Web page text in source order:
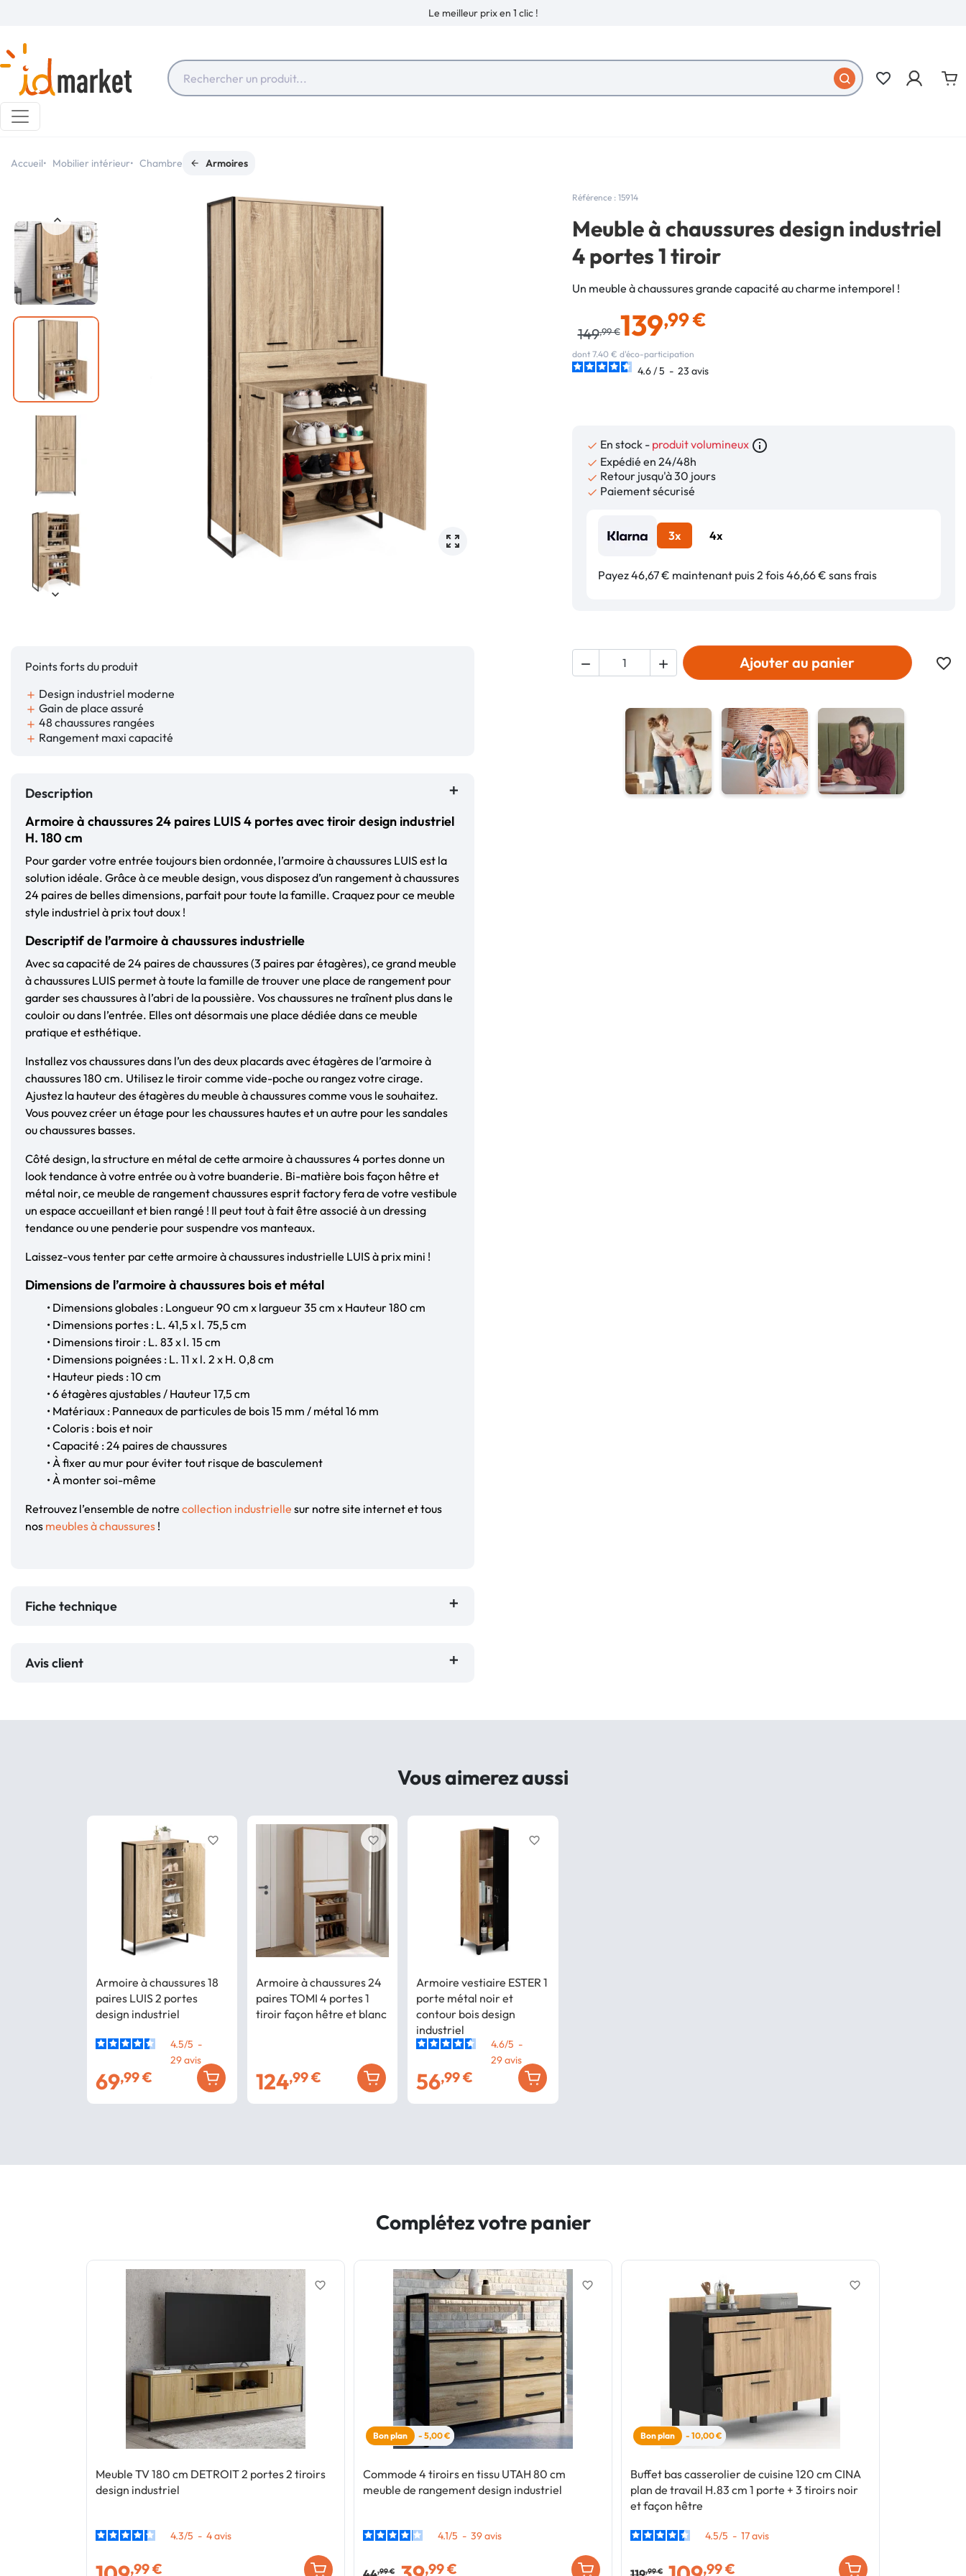
Le meilleur prix en 1 clic !
favorite_border
Accueil Mobilier intérieur Chambre Armoires
Points forts du produit
add Design industriel moderne
add Gain de place assuré
add 48 chaussures rangées
add Rangement maxi capacité
Description
Armoire à chaussures 24 paires LUIS 4 portes avec tiroir design industriel
H. 180 cm
Pour garder votre entrée toujours bien ordonnée, l’armoire à chaussures LUIS est la
solution idéale. Grâce à ce meuble design, vous disposez d’un rangement à chaussures
24 paires de belles dimensions, parfait pour toute la famille. Craquez pour ce meuble
style industriel à prix tout doux !
Descriptif de l’armoire à chaussures industrielle
Avec sa capacité de 24 paires de chaussures (3 paires par étagères), ce grand meuble
à chaussures LUIS permet à toute la famille de trouver une place de rangement pour
garder ses chaussures à l’abri de la poussière. Vos chaussures ne traînent plus dans le
couloir ou dans l’entrée. Elles ont désormais une place dédiée dans ce meuble
pratique et esthétique.
Installez vos chaussures dans l’un des deux placards avec étagères de l’armoire à
chaussures 180 cm. Utilisez le tiroir comme vide-poche ou rangez votre cirage.
Ajustez la hauteur des étagères du meuble à chaussures comme vous le souhaitez.
Vous pouvez créer un étage pour les chaussures hautes et un autre pour les sandales
ou chaussures basses.
Côté design, la structure en métal de cette armoire à chaussures 4 portes donne un
look tendance à votre entrée ou à votre buanderie. Bi-matière bois façon hêtre et
métal noir, ce meuble de rangement chaussures esprit factory fera de votre vestibule
un espace accueillant et bien rangé ! Il peut tout à fait être associé à un dressing
tendance ou une penderie pour suspendre vos manteaux.
Laissez-vous tenter par cette armoire à chaussures industrielle LUIS à prix mini !
Dimensions de l’armoire à chaussures bois et métal
• Dimensions globales : Longueur 90 cm x largueur 35 cm x Hauteur 180 cm
• Dimensions portes : L. 41,5 x l. 75,5 cm
• Dimensions tiroir : L. 83 x l. 15 cm
• Dimensions poignées : L. 11 x l. 2 x H. 0,8 cm
• Hauteur pieds : 10 cm
• 6 étagères ajustables / Hauteur 17,5 cm
• Matériaux : Panneaux de particules de bois 15 mm / métal 16 mm
• Coloris : bois et noir
• Capacité : 24 paires de chaussures
• À fixer au mur pour éviter tout risque de basculement
• À monter soi-même
Retrouvez l’ensemble de notre collection industrielle sur notre site internet et tous
nos meubles à chaussures !
Fiche technique
Avis client
Référence : 15914
Meuble à chaussures design industriel
4 portes 1 tiroir
Un meuble à chaussures grande capacité au charme intemporel !
149,99 €139,99 €
dont 7.40 € d'éco-participation
4.6/5 - 23 avis
 En stock - produit volumineux info_outline
 Expédié en 24/48h
 Retour jusqu'à 30 jours
 Paiement sécurisé
3x 4x
Payez 46,67 € maintenant puis 2 fois 46,66 € sans frais
  Ajouter au panier favorite_border
Vous aimerez aussi
Armoire à chaussures 18
paires LUIS 2 portes
design industriel
4.5/5 -
29avis
69,99 €
favorite_border
Armoire à chaussures 24
paires TOMI 4 portes 1
tiroir façon hêtre et blanc
124,99 €
favorite_border
Armoire vestiaire ESTER 1
porte métal noir et
contour bois design
industriel
4.6/5 -
29avis
56,99 €
favorite_border
Complétez votre panier
Meuble TV 180 cm DETROIT 2 portes 2 tiroirs
design industriel
4.3/5 - 4avis
,99 €
favorite_border
Bon plan - 5,00 €
Commode 4 tiroirs en tissu UTAH 80 cm
meuble de rangement design industriel
4.1/5 - 39avis
,99 € ,99 €
favorite_border
Bon plan - 10,00 €
Buffet bas casserolier de cuisine 120 cm CINA
plan de travail H.83 cm 1 porte + 3 tiroirs noir
et façon hêtre
4.5/5 - 17avis
,99 € ,99 €
favorite_border